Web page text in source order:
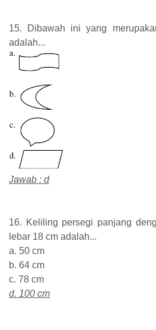
15. Dibawah ini yang
adalah...
Jawab : d
16. Keliling persegi panjang
lebar 18 cm adalah...
a. 50 cm
b. 64 cm
c. 78 cm
d. 100 cm